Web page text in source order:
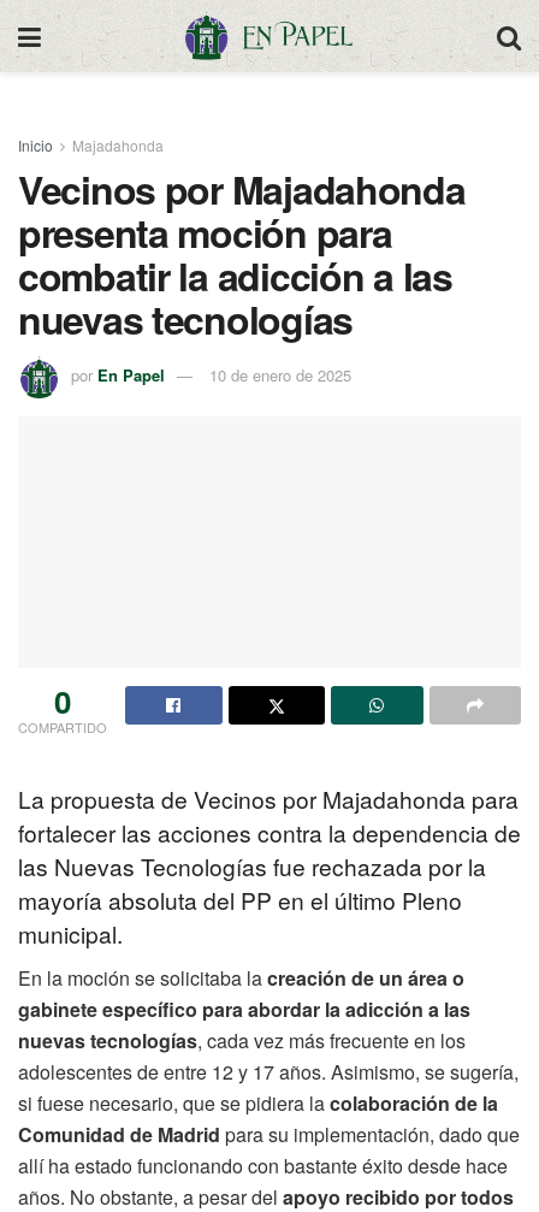
Inicio Majadahonda
Vecinos por Majadahonda
presenta moción para
combatir la adicción a las
nuevas tecnologías
por En Papel 10 de enero de 2025
0
COMPARTIDO
La propuesta de Vecinos por Majadahonda para
fortalecer las acciones contra la dependencia de
las Nuevas Tecnologías fue rechazada por la
mayoría absoluta del PP en el último Pleno
municipal.
En la moción se solicitaba lacreación de un área o
gabinete específico para abordar la adicción a las
nuevas tecnologías, cada vez más frecuente en los
adolescentes de entre 12 y 17 años. Asimismo, se sugería,
si fuese necesario, que se pidiera lacolaboración de la
Comunidad de Madrid para su implementación, dado que
allí ha estado funcionando con bastante éxito desde hace
años. No obstante, a pesar del apoyo recibido por todos